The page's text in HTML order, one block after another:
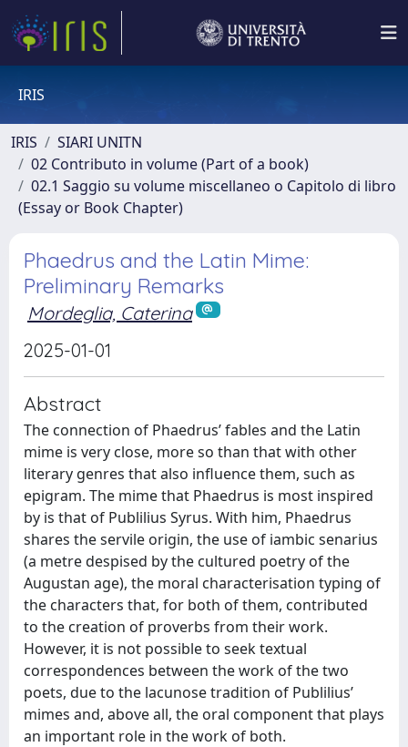
IRIS
IRIS
SIARI UNITN
02 Contributo in volume (Part of a book)
02.1 Saggio su volume miscellaneo o Capitolo di libro
(Essay or Book Chapter)
Phaedrus and the Latin Mime:
Preliminary Remarks
Mordeglia, Caterina
2025-01-01
Abstract
The connection of Phaedrus’ fables and the Latin
mime is very close, more so than that with other
literary genres that also influence them, such as
epigram. The mime that Phaedrus is most inspired
by is that of Publilius Syrus. With him, Phaedrus
shares the servile origin, the use of iambic senarius
(a metre despised by the cultured poetry of the
Augustan age), the moral characterisation typing of
the characters that, for both of them, contributed
to the creation of proverbs from their work.
However, it is not possible to seek textual
correspondences between the work of the two
poets, due to the lacunose tradition of Publilius’
mimes and, above all, the oral component that plays
an important role in the work of both.